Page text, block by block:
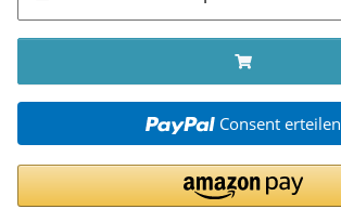
Consent erteilen